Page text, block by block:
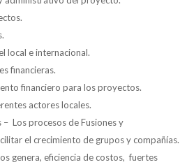
local e internacional.
financieras.
financiero para los proyectos.
actores locales.
– Los procesos de Fusiones y
el crecimiento de grupos y compañías.
genera, eficiencia de costos, fuertes